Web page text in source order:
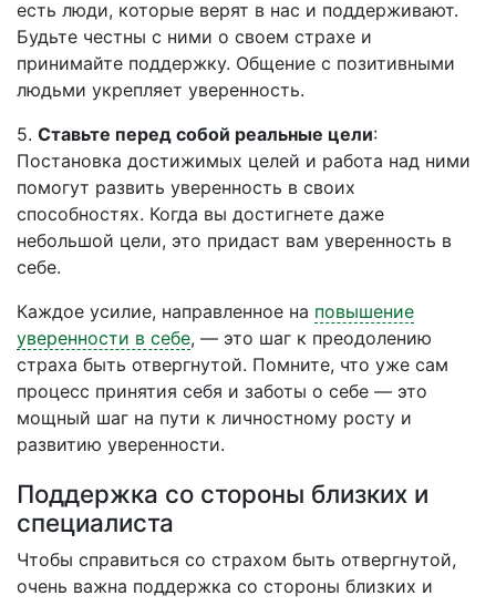
есть люди, которые верят в нас и поддерживают.
Будьте честны с ними о своем страхе и
принимайте поддержку. Общение с позитивными
людьми укрепляет уверенность.
5. Ставьте перед собой реальные цели:
Постановка достижимых целей и работа над ними
помогут развить уверенность в своих
способностях. Когда вы достигнете даже
небольшой цели, это придаст вам уверенность в
себе.
Каждое усилие, направленное на повышение
уверенности в себе, — это шаг к преодолению
страха быть отвергнутой. Помните, что уже сам
процесс принятия себя и заботы о себе — это
мощный шаг на пути к личностному росту и
развитию уверенности.
Поддержка со стороны близких и
специалиста
Чтобы справиться со страхом быть отвергнутой,
очень важна поддержка со стороны близких и